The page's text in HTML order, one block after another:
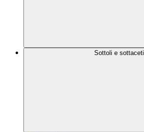
Sottoli e sottaceti